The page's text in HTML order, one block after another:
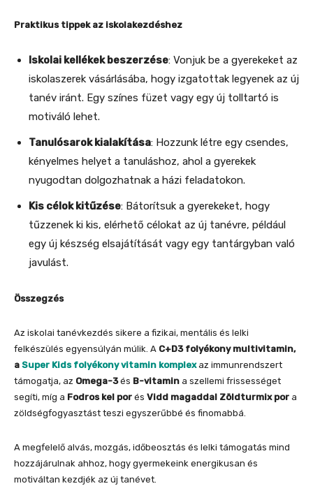
Praktikus tippek az iskolakezdéshez
Iskolai kellékek beszerzése: Vonjuk be a gyerekeket az
iskolaszerek vásárlásába, hogy izgatottak legyenek az új
tanév iránt. Egy színes füzet vagy egy új tolltartó is
motiváló lehet.
Tanulósarok kialakítása: Hozzunk létre egy csendes,
kényelmes helyet a tanuláshoz, ahol a gyerekek
nyugodtan dolgozhatnak a házi feladatokon.
Kis célok kitűzése: Bátorítsuk a gyerekeket, hogy
tűzzenek ki kis, elérhető célokat az új tanévre, például
egy új készség elsajátítását vagy egy tantárgyban való
javulást.
Összegzés
Az iskolai tanévkezdés sikere a fizikai, mentális és lelki
felkészülés egyensúlyán múlik. A C+D3 folyékony multivitamin,
a Super Kids folyékony vitamin komplexaz immunrendszert
támogatja, az Omega-3és B-vitamin a szellemi frissességet
segíti, míg a Fodros kel por és Vidd magaddal Zöldturmix por a
zöldségfogyasztást teszi egyszerűbbé és finomabbá.
A megfelelő alvás, mozgás, időbeosztás és lelki támogatás mind
hozzájárulnak ahhoz, hogy gyermekeink energikusan és
motiváltan kezdjék az új tanévet.